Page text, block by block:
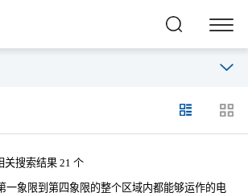
关搜索结果 21 个
一象限到第四象限的整个区域内都能够运作的电